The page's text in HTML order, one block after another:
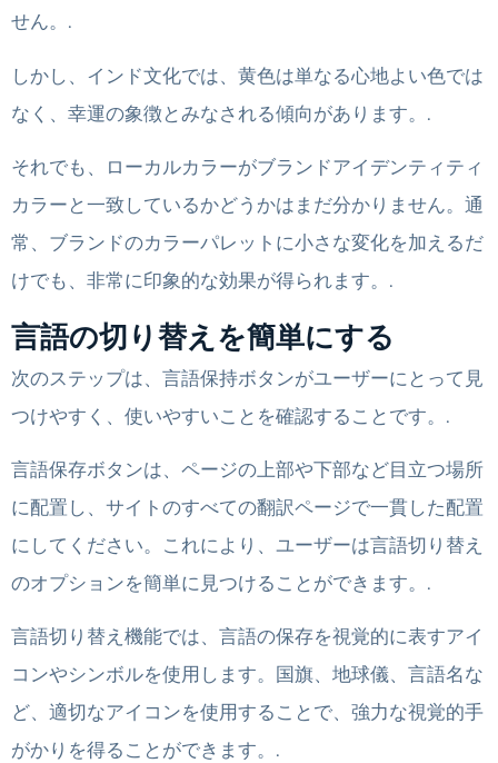
せん。.
しかし、インド文化では、黄色は単なる心地よい色では
なく、幸運の象徴とみなされる傾向があります。.
それでも、ローカルカラーがブランドアイデンティティ
カラーと一致しているかどうかはまだ分かりません。通
常、ブランドのカラーパレットに小さな変化を加えるだ
けでも、非常に印象的な効果が得られます。.
言語の切り替えを簡単にする
次のステップは、言語保持ボタンがユーザーにとって見
つけやすく、使いやすいことを確認することです。.
言語保存ボタンは、ページの上部や下部など目立つ場所
に配置し、サイトのすべての翻訳ページで一貫した配置
にしてください。これにより、ユーザーは言語切り替え
のオプションを簡単に見つけることができます。.
言語切り替え機能では、言語の保存を視覚的に表すアイ
コンやシンボルを使用します。国旗、地球儀、言語名な
ど、適切なアイコンを使用することで、強力な視覚的手
がかりを得ることができます。.